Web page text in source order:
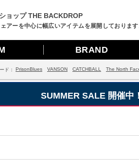
ョップ THE BACKDROP
アーを中心に幅広いアイテムを展開しております
BRAND
ド： PrisonBlues VANSON CATCHBALL The North
SUMMER SALE 開催中！